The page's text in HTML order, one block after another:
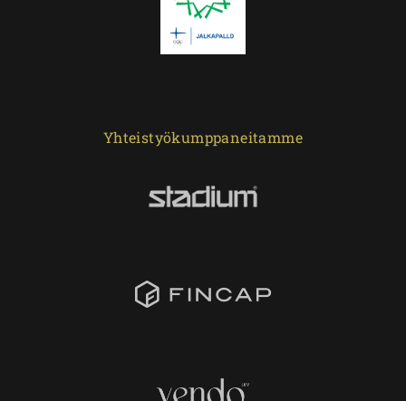
Yhteistyökumppaneitamme